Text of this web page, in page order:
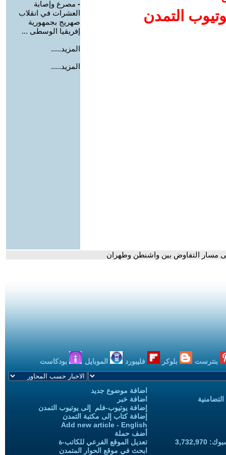
التمدن
- مصرع وإصابة
العشرات في انقلاب
صهريج بجمهورية
إفريقيا الوسطى ...
المزيد.....
المزيد.....
مسار التفاوض بين واشنطن وطهران
بنترست بلوكر فليبورد الموبايل بودكاست
اضافة موضوع جديد
اضافة خبر
إضافة يوتيوب-فلم إلى يوتيوب التمدن
إضافة كتاب إلى مكتبة التمدن
Add new article - English
أضف حملة
تعديل الموقع الفرعي للكاتب-ة
ابحث في موقع الحوار المتمدن